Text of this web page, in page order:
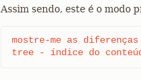
Assim sendo, este é o modo
mostre-me as
tree - índice do